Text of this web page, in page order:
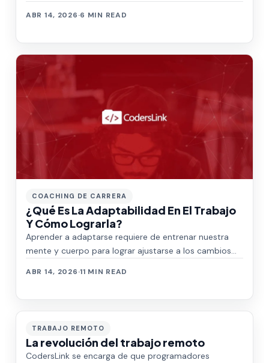
ABR 14, 2026·6 MIN READ
COACHING DE CARRERA
¿Qué Es La Adaptabilidad En El Trabajo
Y Cómo Lograrla?
Aprender a adaptarse requiere de entrenar nuestra
mente y cuerpo para lograr ajustarse a los cambios
ABR 14, 2026·11 MIN READ
TRABAJO REMOTO
La revolución del trabajo remoto
CodersLink se encarga de que programadores